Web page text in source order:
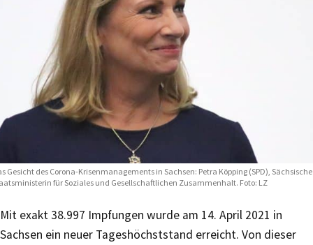
Gesicht des Corona-Krisenmanagements in Sachsen: Petra Köpping (SPD), Sächsische
für Soziales und Gesellschaftlichen Zusammenhalt. Foto: LZ
Mit exakt 38.997 Impfungen wurde am 14. April 2021 in
Sachsen ein neuer Tageshöchststand erreicht. Von dieser